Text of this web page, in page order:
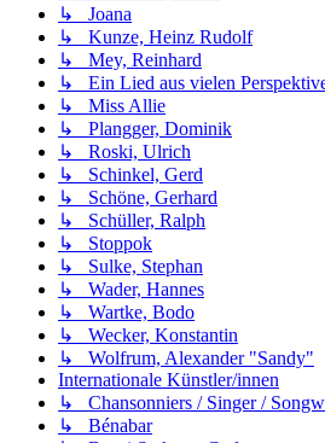
↳ Joana
↳ Kunze, Heinz Rudolf
↳ Mey, Reinhard
↳ Ein Lied aus vielen
↳ Miss Allie
↳ Plangger, Dominik
↳ Roski, Ulrich
↳ Schinkel, Gerd
↳ Schöne, Gerhard
↳ Schüller, Ralph
↳ Stoppok
↳ Sulke, Stephan
↳ Wader, Hannes
↳ Wartke, Bodo
↳ Wecker, Konstantin
↳ Wolfrum, Alexander "Sandy"
Internationale Künstler/innen
↳ Chansonniers / Singer /
↳ Bénabar